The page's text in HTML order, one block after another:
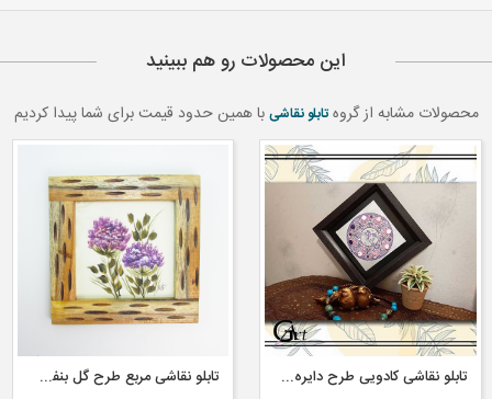
این محصولات رو هم ببینید
محصولات مشابه از گروهتابلو نقاشی با همین حدود قیمت برای شما پیدا کردیم
تابلو نقاشی کادویی طرح دایره‌ی صورتی تابلو نقاشی مربع طرح گل بنفش بزرگ